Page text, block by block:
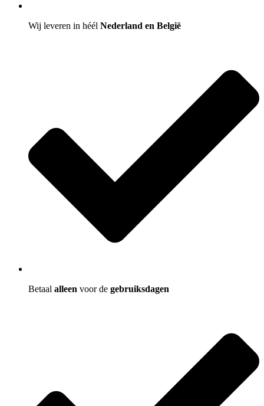
Wij leveren in héél Nederland en België
Betaal alleen voor de gebruiksdagen